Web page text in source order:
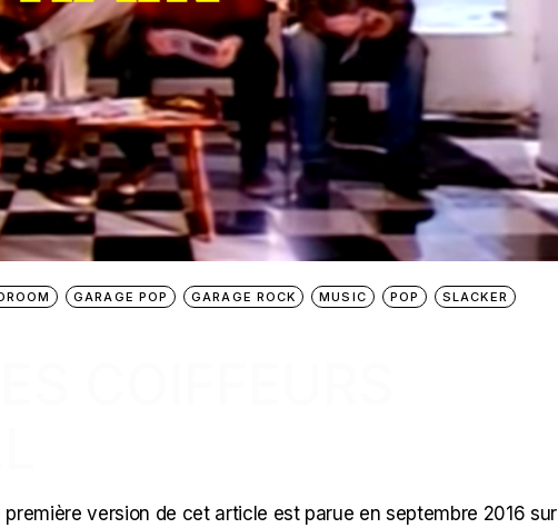
GARAGE POP GARAGE ROCK MUSIC POP
SLACKER
version de cet article est parue en septembre 2016 sur